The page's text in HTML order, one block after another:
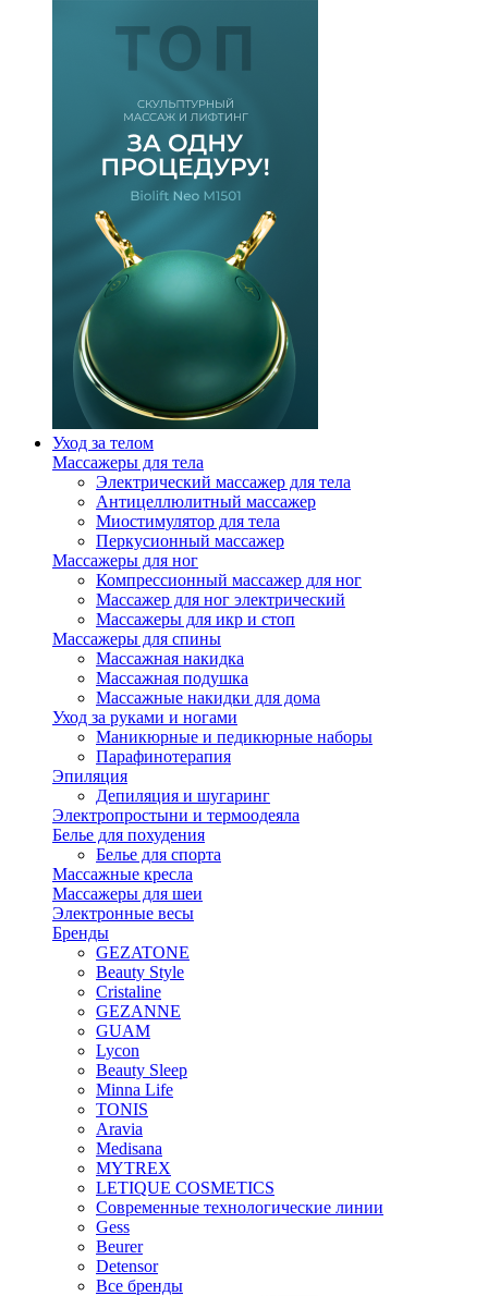
Уход за телом
Массажеры для тела
Электрический массажер для тела
Антицеллюлитный массажер
Миостимулятор для тела
Перкусионный массажер
Массажеры для ног
Компрессионный массажер для ног
Массажер для ног электрический
Массажеры для икр и стоп
Массажеры для спины
Массажная накидка
Массажная подушка
Массажные накидки для дома
Уход за руками и ногами
Маникюрные и педикюрные наборы
Парафинотерапия
Эпиляция
Депиляция и шугаринг
Электропростыни и термоодеяла
Белье для похудения
Белье для спорта
Массажные кресла
Массажеры для шеи
Электронные весы
Бренды
GEZATONE
Beauty Style
Cristaline
GEZANNE
GUAM
Lycon
Beauty Sleep
Minna Life
TONIS
Aravia
Medisana
MYTREX
LETIQUE COSMETICS
Современные технологические линии
Gess
Beurer
Detensor
Все бренды